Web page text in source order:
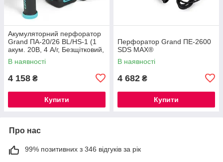
Акумуляторний перфоратор
Grand ПА-20/26 BL/HS-1 (1
акум. 20В, 4 А/г, Безщітковий,
ЧЕХІЯ)
В наявності
4 158 ₴
Купити
Перфоратор Grand ПЕ-2600
SDS MAX®
В наявності
4 682 ₴
Купити
Про нас
99% позитивних з 346 відгуків за рік